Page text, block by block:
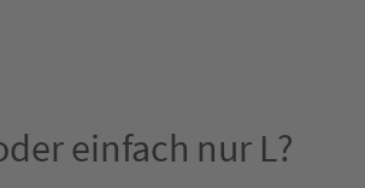
einfach nur L?